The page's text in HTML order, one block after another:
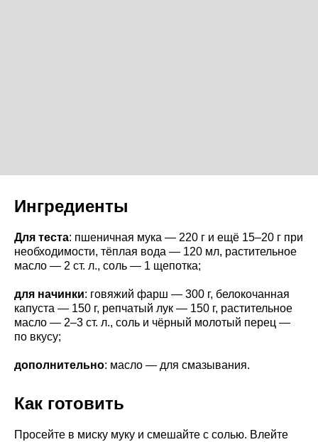
Ингредиенты
Для теста: пшеничная мука — 220 г и ещё 15–20 г при
необходимости, тёплая вода — 120 мл, растительное
масло — 2 ст. л., соль — 1 щепотка;
для начинки: говяжий фарш — 300 г, белокочанная
капуста — 150 г, репчатый лук — 150 г, растительное
масло — 2–3 ст. л., соль и чёрный молотый перец —
по вкусу;
дополнительно: масло — для смазывания.
Как готовить
Просейте в миску муку и смешайте с солью. Влейте